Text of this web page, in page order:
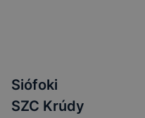
Siófoki
SZC Krúdy